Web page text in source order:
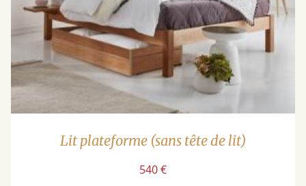
Lit plateforme (sans tête de lit)
540 €